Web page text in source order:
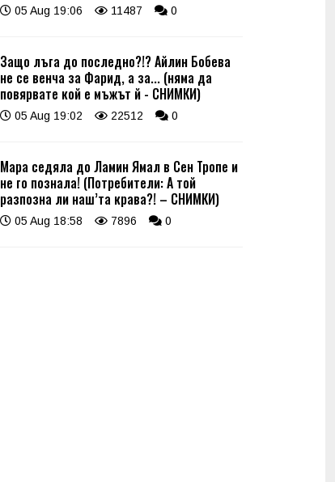
05 Aug 19:06 11487 0
Защо лъга до последно?!? Айлин Бобева
не се венча за Фарид, а за... (няма да
повярвате кой е мъжът й - СНИМКИ)
05 Aug 19:02 22512 0
Мара седяла до Ламин Ямал в Сен Тропе и
не го познала! (Потребители: А той
разпозна ли наш’та крава?! – СНИМКИ)
05 Aug 18:58 7896 0